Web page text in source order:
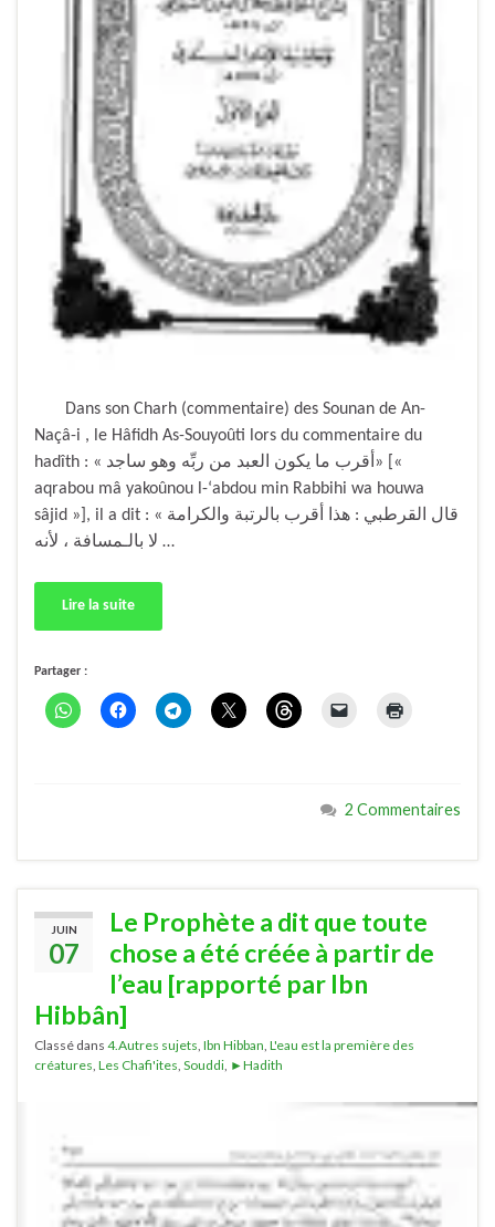
Dans son Charh (commentaire) des Sounan de An-
Naçâ-i , le Hâfidh As-Souyoûti lors du commentaire du
hadîth : « أقرب ما يكون العبد من ربِّه وهو ساجد» [«
aqrabou mâ yakoûnou l-‘abdou min Rabbihi wa houwa
sâjid »], il a dit : « قال القرطبي : هذا أقرب بالرتبة والكرامة
لا بالـمسافة ، لأنه …
Lire la suite
Partager :
2 Commentaires
JUIN
07
Le Prophète a dit que toute
chose a été créée à partir de
l’eau [rapporté par Ibn
Hibbân]
Classé dans 4.Autres sujets Ibn Hibban L'eau est la première des
créatures Les Chafi'ites Souddi ►Hadith